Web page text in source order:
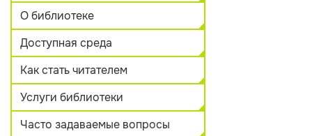
О библиотеке
Доступная среда
Как стать читателем
Услуги библиотеки
Часто задаваемые вопросы